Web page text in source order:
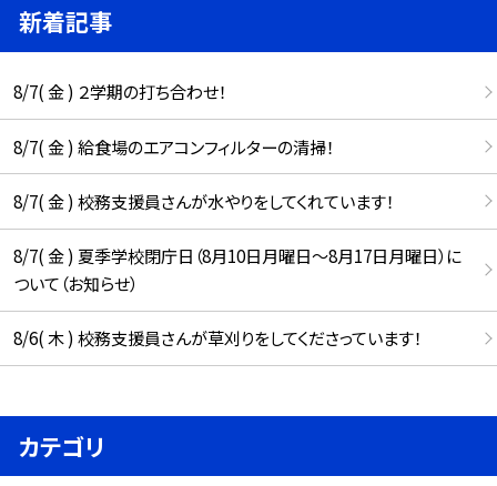
新着記事
8/7( 金 ) ２学期の打ち合わせ！
8/7( 金 ) 給食場のエアコンフィルターの清掃！
8/7( 金 ) 校務支援員さんが水やりをしてくれています！
8/7( 金 ) 夏季学校閉庁日（8月10日月曜日～8月17日月曜日）に
ついて（お知らせ）
8/6( 木 ) 校務支援員さんが草刈りをしてくださっています！
カテゴリ